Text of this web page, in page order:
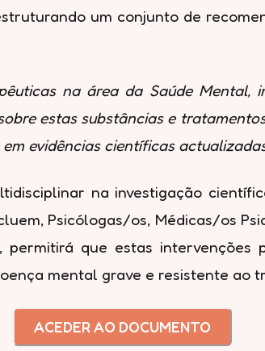
um conjunto de
na área da Saúde
estas substâncias e
evidências científicas
na investigação
Psicólogas/os, Médicas/os
que estas
mental grave e resistente ao
ACEDER AO DOCUMENTO